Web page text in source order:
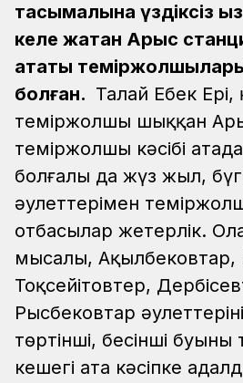
тасымалына үздіксіз
келе жатқан Арыс
атақты
болған. Талай Еңбек
теміржолшы шыққан
теміржолшы кәсібі
болғалы да жүз жыл,
әулеттерімен
отбасылар жетерлік.
мысалы,
Тоқсейітовтер,
Рысбековтар
төртінші, бесінші
кешегі ата кәсіпке